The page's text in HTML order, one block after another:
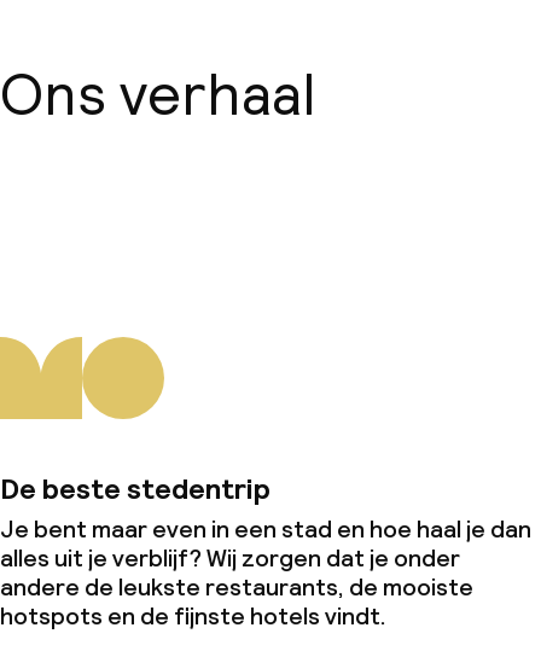
Ons verhaal
De beste stedentrip
Je bent maar even in een stad en hoe haal je dan
alles uit je verblijf? Wij zorgen dat je onder
andere de leukste restaurants, de mooiste
hotspots en de fijnste hotels vindt.